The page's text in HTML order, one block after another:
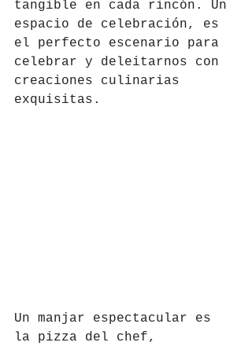
tangible en cada rincón. Un
espacio de celebración, es
el perfecto escenario para
celebrar y deleitarnos con
creaciones culinarias
exquisitas.
Un manjar espectacular es
la pizza del chef,